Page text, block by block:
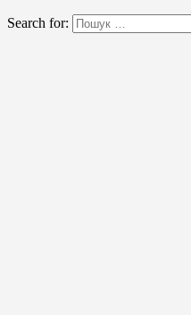
Search for: